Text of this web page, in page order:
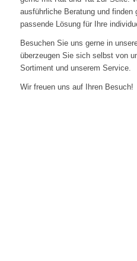
ausführliche Beratung und finden
passende Lösung für Ihre
Besuchen Sie uns gerne in
überzeugen Sie sich selbst von
Sortiment und unserem Service.
Wir freuen uns auf Ihren Besuch!